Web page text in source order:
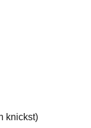
knickst)